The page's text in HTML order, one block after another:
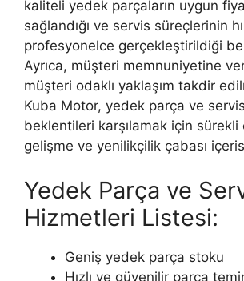
kaliteli yedek parçaların uygun
sağlandığı ve servis süreçlerinin
profesyonelce gerçekleştirildiği
Ayrıca, müşteri memnuniyetine
müşteri odaklı yaklaşım takdir
Kuba Motor, yedek parça ve
beklentileri karşılamak için sürekli
gelişme ve yenilikçilik çabası
Yedek Parça ve
Hizmetleri Listesi:
Geniş yedek parça stoku
Hızlı ve güvenilir parça